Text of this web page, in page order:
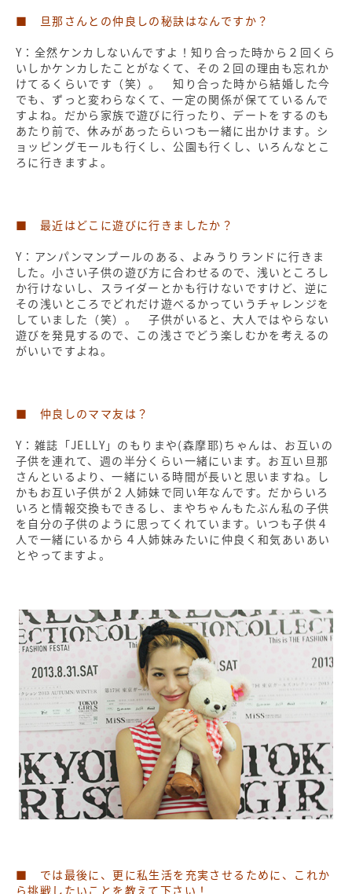
■ 旦那さんとの仲良しの秘訣はなんですか？
Y：全然ケンカしないんですよ！知り合った時から２回くら
いしかケンカしたことがなくて、その２回の理由も忘れか
けてるくらいです（笑）。 知り合った時から結婚した今
でも、ずっと変わらなくて、一定の関係が保てているんで
すよね。だから家族で遊びに行ったり、デートをするのも
あたり前で、休みがあったらいつも一緒に出かけます。シ
ョッピングモールも行くし、公園も行くし、いろんなとこ
ろに行きますよ。
■ 最近はどこに遊びに行きましたか ？
Y：アンパンマンプールのある、よみうりランドに行きま
した。小さい子供の遊び方に合わせるので、浅いところし
か行けないし、スライダーとかも行けないですけど、逆に
その浅いところでどれだけ遊べるかっていうチャレンジを
していました（笑）。 子供がいると、大人ではやらない
遊びを発見するので、この浅さでどう楽しむかを考えるの
がいいですよね。
■ 仲良しのママ友は？
Y：雑誌「JELLY」のもりまや(森摩耶)ちゃんは、お互いの
子供を連れて、週の半分くらい一緒にいます。お互い旦那
さんといるより、一緒にいる時間が長いと思いますね。し
かもお互い子供が２人姉妹で同い年なんです。だからいろ
いろと情報交換もできるし、まやちゃんもたぶん私の子供
を自分の子供のように思ってくれています。いつも子供４
人で一緒にいるから４人姉妹みたいに仲良く和気あいあい
とやってますよ。
■ では最後に、更に私生活を充実させるために、これか
ら挑戦したいことを教えて下さい！